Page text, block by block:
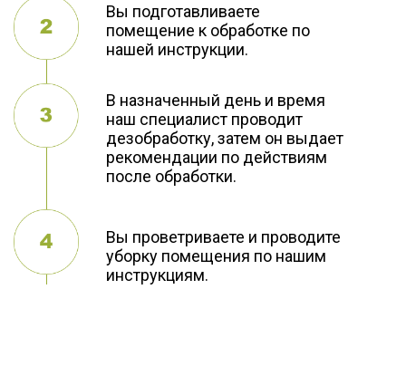
Вы подготавливаете
помещение к обработке по
нашей инструкции.
В назначенный день и время
наш специалист проводит
дезобработку, затем он выдает
рекомендации по действиям
после обработки.
Вы проветриваете и проводите
уборку помещения по нашим
инструкциям.